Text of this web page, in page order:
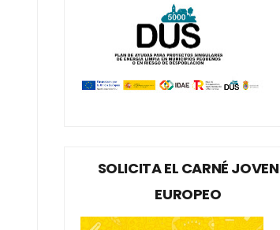
SOLICITA EL CARNÉ JOVEN
EUROPEO